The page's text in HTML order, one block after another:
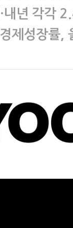
내년 각각
제성장률,